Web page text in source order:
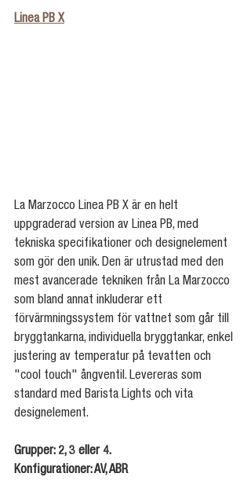
Linea PB X
La Marzocco Linea PB X är en helt
uppgraderad version av Linea PB, med
tekniska specifikationer och designelement
som gör den unik. Den är utrustad med den
mest avancerade tekniken från La Marzocco
som bland annat inkluderar ett
förvärmningssystem för vattnet som går till
bryggtankarna, individuella bryggtankar, enkel
justering av temperatur på tevatten och
"cool touch" ångventil. Levereras som
standard med Barista Lights och vita
designelement.
Grupper: 2, 3 eller 4.
Konfigurationer: AV, ABR